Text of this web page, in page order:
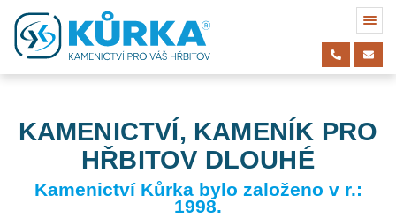
KAMENICTVÍ, KAMENÍK PRO
HŘBITOV DLOUHÉ
Kamenictví Kůrka bylo založeno v r.:
1998.